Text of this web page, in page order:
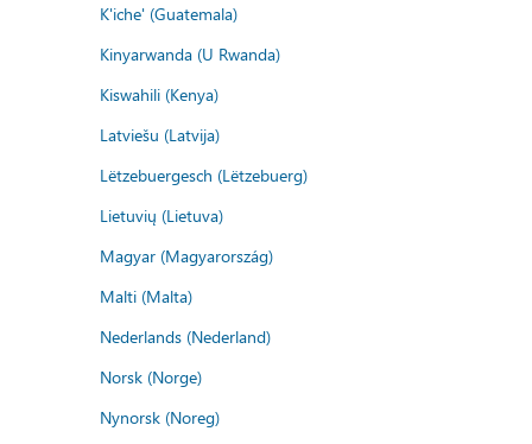
K'iche' (Guatemala)
Kinyarwanda (U Rwanda)
Kiswahili (Kenya)
Latviešu (Latvija)
Lëtzebuergesch (Lëtzebuerg)
Lietuvių (Lietuva)
Magyar (Magyarország)
Malti (Malta)
Nederlands (Nederland)
Norsk (Norge)
Nynorsk (Noreg)